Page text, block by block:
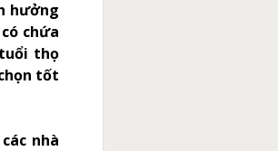
hưởng
chứa
thọ
tốt
nhà